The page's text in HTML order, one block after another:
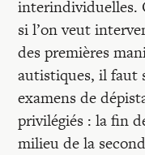
interindividuelles.
si l’on veut
des premières
autistiques, il faut
examens de
privilégiés : la fin
milieu de la